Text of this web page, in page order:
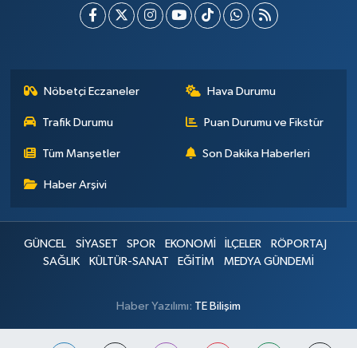
Nöbetçi Eczaneler Hava Durumu
Trafik Durumu Puan Durumu ve Fikstür
Tüm Manşetler Son Dakika Haberleri
Haber Arşivi
GÜNCEL SİYASET SPOR EKONOMİ İLÇELER
RÖPORTAJ
SAĞLIK
KÜLTÜR-SANAT EĞİTİM MEDYA GÜNDEMİ
Haber Yazılımı: TE Bilişim